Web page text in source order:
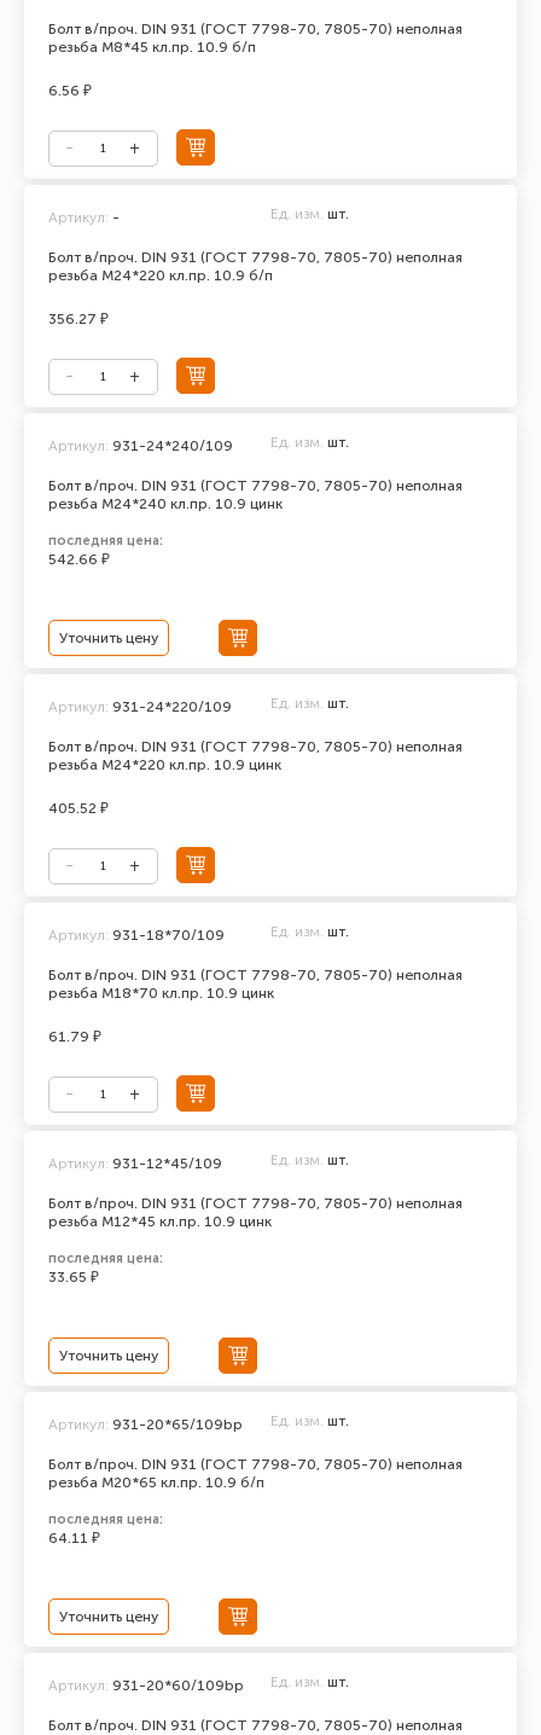
Болт в/проч. DIN 931 (ГОСТ 7798-70, 7805-70) неполная
резьба М8*45 кл.пр. 10.9 б/п
6.56 ₽
Болт в/проч. DIN 931 (ГОСТ 7798-70, 7805-70) неполная
резьба М24*220 кл.пр. 10.9 б/п
Артикул: - Ед. изм. шт.
356.27 ₽
Болт в/проч. DIN 931 (ГОСТ 7798-70, 7805-70) неполная
резьба М24*240 кл.пр. 10.9 цинк
Артикул: 931-24*240/109 Ед. изм. шт.
последняя цена:
542.66 ₽
Уточнить цену
Болт в/проч. DIN 931 (ГОСТ 7798-70, 7805-70) неполная
резьба М24*220 кл.пр. 10.9 цинк
Артикул: 931-24*220/109 Ед. изм. шт.
405.52 ₽
Болт в/проч. DIN 931 (ГОСТ 7798-70, 7805-70) неполная
резьба М18*70 кл.пр. 10.9 цинк
Артикул: 931-18*70/109 Ед. изм. шт.
61.79 ₽
Болт в/проч. DIN 931 (ГОСТ 7798-70, 7805-70) неполная
резьба М12*45 кл.пр. 10.9 цинк
Артикул: 931-12*45/109 Ед. изм. шт.
последняя цена:
33.65 ₽
Уточнить цену
Болт в/проч. DIN 931 (ГОСТ 7798-70, 7805-70) неполная
резьба М20*65 кл.пр. 10.9 б/п
Артикул: 931-20*65/109bp Ед. изм. шт.
последняя цена:
64.11 ₽
Уточнить цену
Болт в/проч. DIN 931 (ГОСТ 7798-70, 7805-70) неполная
Артикул: 931-20*60/109bp Ед. изм. шт.